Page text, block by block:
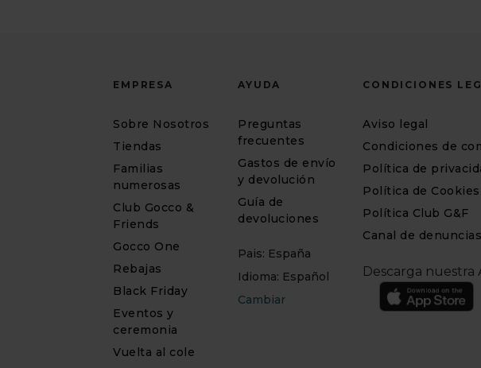
EMPRESA
Sobre Nosotros
Tiendas
Familias
numerosas
Club Gocco &
Friends
Gocco One
Rebajas
Black Friday
Eventos y
ceremonia
Vuelta al cole
AYUDA
Preguntas
frecuentes
Gastos de envío
y devolución
Guía de
devoluciones
Pais: España
Idioma: Español
Cambiar
CONDICIONES
Aviso legal
Condiciones de
Política de
Política de Cookies
Política Club G&F
Canal de denuncias
Descarga nuestra